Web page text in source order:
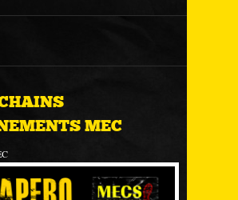
MEC